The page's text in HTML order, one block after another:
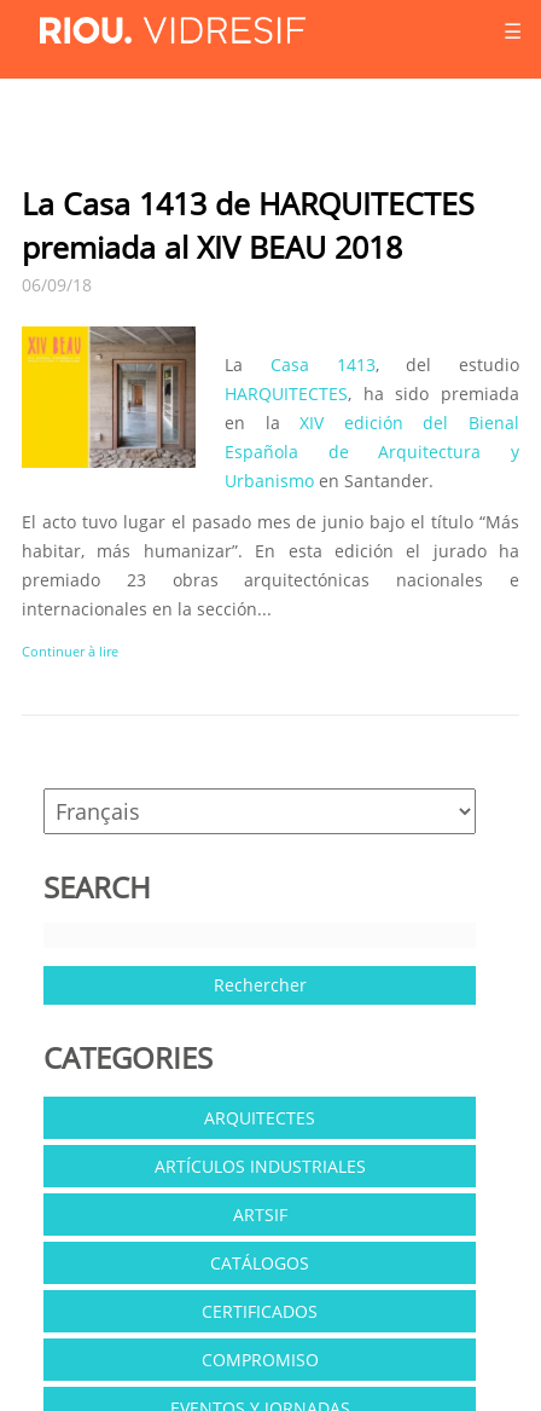
☰
La Casa 1413 de HARQUITECTES
premiada al XIV BEAU 2018
06/09/18
La Casa 1413, del estudio
HARQUITECTES, ha sido premiada
en laXIV edición del Bienal
Española de Arquitectura y
Urbanismoen Santander.
El acto tuvo lugar el pasado mes de junio bajo el título “Más
habitar, más humanizar”. En esta edición el jurado ha
premiado 23 obras arquitectónicas nacionales e
internacionales en la sección...
Continuer à lire
SEARCH
CATEGORIES
ARQUITECTES
ARTÍCULOS INDUSTRIALES
ARTSIF
CATÁLOGOS
CERTIFICADOS
COMPROMISO